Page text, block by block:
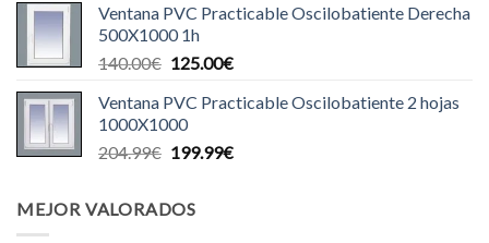
original
era:
140.00€.
actual
129.99€.
Ventana PVC Practicable Oscilobatiente Derecha
500X1000 1h
140.00€ El
original
era:
140.00€.
125.00€El
actual
125.00€.
Ventana PVC Practicable Oscilobatiente 2 hojas
1000X1000
204.99€ El
era:
199.99€El
MEJOR VALORADOS